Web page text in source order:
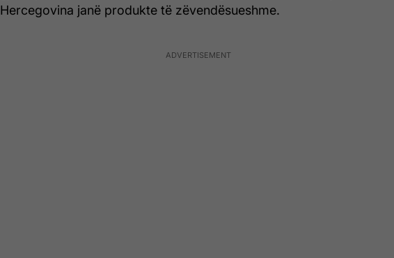
Hercegovina janë produkte të zëvendësueshme.